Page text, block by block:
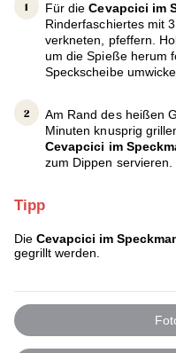
Für dieCevapcici im
Rinderfaschiertes mit
verkneten, pfeffern.
um die Spieße herum
Speckscheibe
Am Rand des heißen
Minuten knusprig
Cevapcici im
zum Dippen servieren.
Tipp
Die Cevapcici im
gegrillt werden.